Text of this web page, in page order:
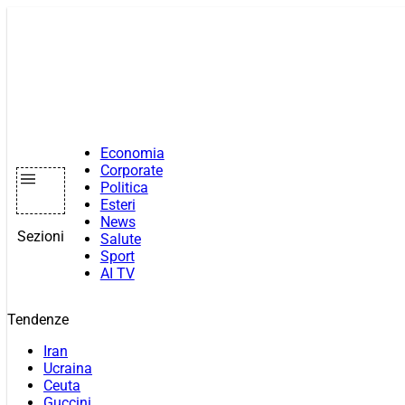
Sezioni
Economia
Corporate
Politica
Esteri
News
Salute
Sport
AI TV
Tendenze
Iran
Ucraina
Ceuta